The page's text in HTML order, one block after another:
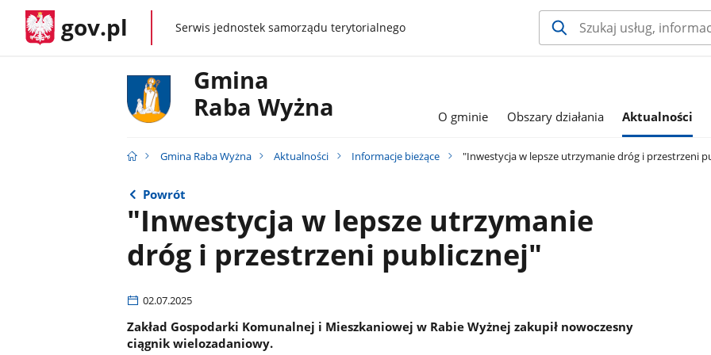
gov.pl gov.plSerwis jednostek samorządu terytorialnego
Gmina
Raba Wyżna
O gminie Obszary działania Aktualności
Gmina Raba Wyżna Aktualności Informacje bieżące "Inwestycja w lepsze utrzymanie dróg i przestrzeni
Powrót
"Inwestycja w lepsze utrzymanie
dróg i przestrzeni publicznej"
02.07.2025
Zakład Gospodarki Komunalnej i Mieszkaniowej w Rabie Wyżnej zakupił nowoczesny
ciągnik wielozadaniowy.